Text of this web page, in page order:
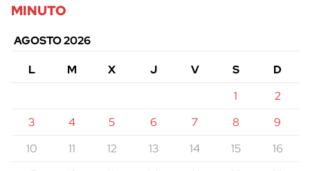
MINUTO
AGOSTO 2026
L
M X J V S
D
1
2
3
4 5 6 7 8
9
10
11 12 13 14 15
16